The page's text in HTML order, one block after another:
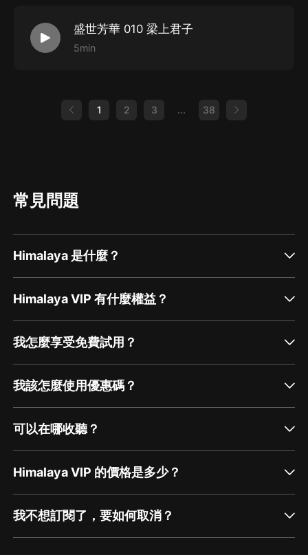
盛世芳華 010 梁上君子
5min
1 2 3 ... 38
常見問題
Himalaya 是什麼？
Himalaya VIP 有什麼權益？
我怎麼享受免費試用？
我該怎麼使用優惠碼？
可以在哪收聽？
Himalaya VIP 的價格是多少？
我不想訂閱了，要如何取消？